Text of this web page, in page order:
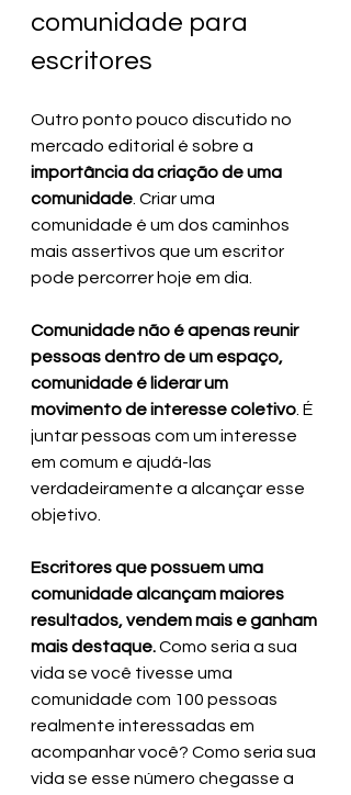
comunidade para
escritores
Outro ponto pouco discutido no
mercado editorial é sobre a
importância da criação de uma
comunidade . Criar uma
comunidade é um dos caminhos
mais assertivos que um escritor
pode percorrer hoje em dia.
Comunidade não é apenas reunir
pessoas dentro de um espaço,
comunidade é liderar um
movimento de interesse coletivo . É
juntar pessoas com um interesse
em comum e ajudá-las
verdadeiramente a alcançar esse
objetivo.
Escritores que possuem uma
comunidade alcançam maiores
resultados, vendem mais e ganham
mais destaque. Como seria a sua
vida se você tivesse uma
comunidade com 100 pessoas
realmente interessadas em
acompanhar você? Como seria sua
vida se esse número chegasse a